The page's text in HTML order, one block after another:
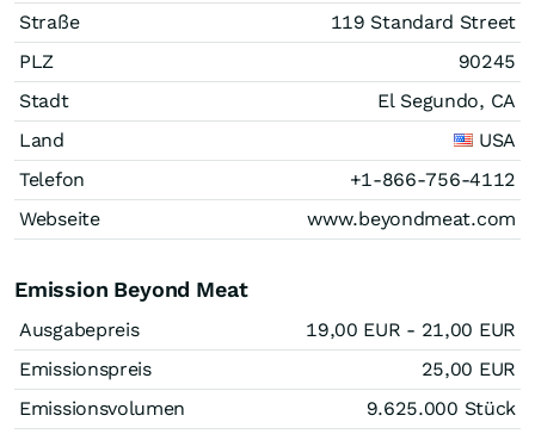
Straße
119 Standard Street
PLZ
90245
Stadt
El Segundo, CA
Land
USA
Telefon
+1-866-756-4112
Webseite
www.beyondmeat.com
Emission Beyond Meat
Ausgabepreis 19,00 EUR - 21,00 EUR
Emissionspreis
25,00 EUR
Emissionsvolumen
9.625.000 Stück